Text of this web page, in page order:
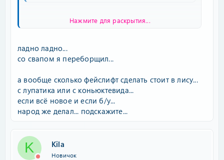
Найди стишку в твоем бюджете и ездий. Позже
купишь лису - все остальные варианты:закапывание
денег и времени.
Нажмите для раскрытия...
ладно ладно...
со свапом я переборщил...
а вообще сколько фейслифт сделать стоит в лису...
с лупатика или с коньюктевида...
если всё новое и если б/у...
народ же делал... подскажите...
K Kila
Новичок